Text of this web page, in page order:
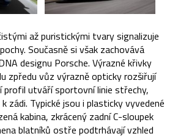
až puristickými tvary signalizuje
Současně si však zachovává
designu Porsche. Výrazné křivky
zpředu vůz výrazně opticky rozšiřují
profil utváří sportovní linie střechy,
zádi. Typické jsou i plasticky vyvedené
kabina, zkrácený zadní C-sloupek
blatníků ostře podtrhávají vzhled